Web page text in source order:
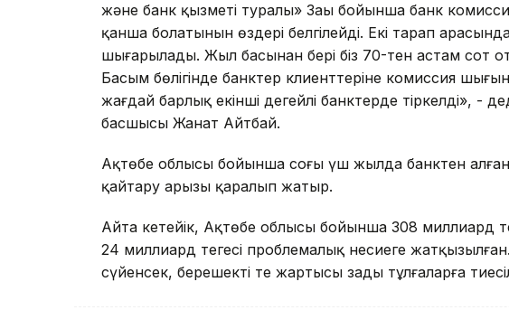
және банк қызметі туралы» Заңы бойынша банк
қанша болатынын өздері белгілейді. Екі тарап
шығарылады. Жыл басынан бері біз 70-тен астам сот
Басым бөлігінде банктер клиенттеріне комиссия
жағдай барлық екінші деңгейлі банктерде тіркелді», -
басшысы Жанат Айтбай.
Ақтөбе облысы бойынша соңғы үш жылда банктен
қайтару арызы қаралып жатыр.
Айта кетейік, Ақтөбе облысы бойынша 308 миллиард
24 миллиард теңгесі проблемалық несиеге
сүйенсек, берешектің тең жартысы заңды тұлғаларға